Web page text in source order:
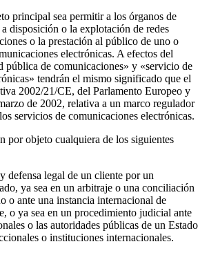
principal sea permitir a los órganos de
disposición o la explotación de redes
o la prestación al público de uno o
electrónicas. A efectos del
pública de comunicaciones» y «servicio de
tendrán el mismo significado que el
2002/21/CE, del Parlamento Europeo y
de 2002, relativa a un marco regulador
servicios de comunicaciones electrónicas.
por objeto cualquiera de los siguientes
defensa legal de un cliente por un
ya sea en un arbitraje o una conciliación
o ante una instancia internacional de
o ya sea en un procedimiento judicial ante
o las autoridades públicas de un Estado
o instituciones internacionales.